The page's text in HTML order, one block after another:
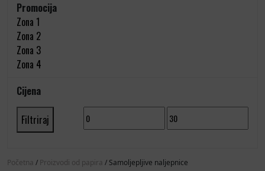
Promocija
Zona 1
Zona 2
Zona 3
Zona 4
Cijena
Min cijena Maks cijena
Filtriraj
Početna / Proizvodi od papira / Samoljepljive naljepnice